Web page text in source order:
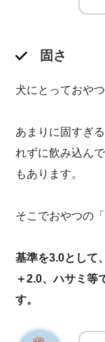
固さ
犬にとっておや
あまりに固すぎ
れずに飲み込ん
もあります。
そこでおやつの
基準を3.0として
＋2.0、ハサミ等
す。